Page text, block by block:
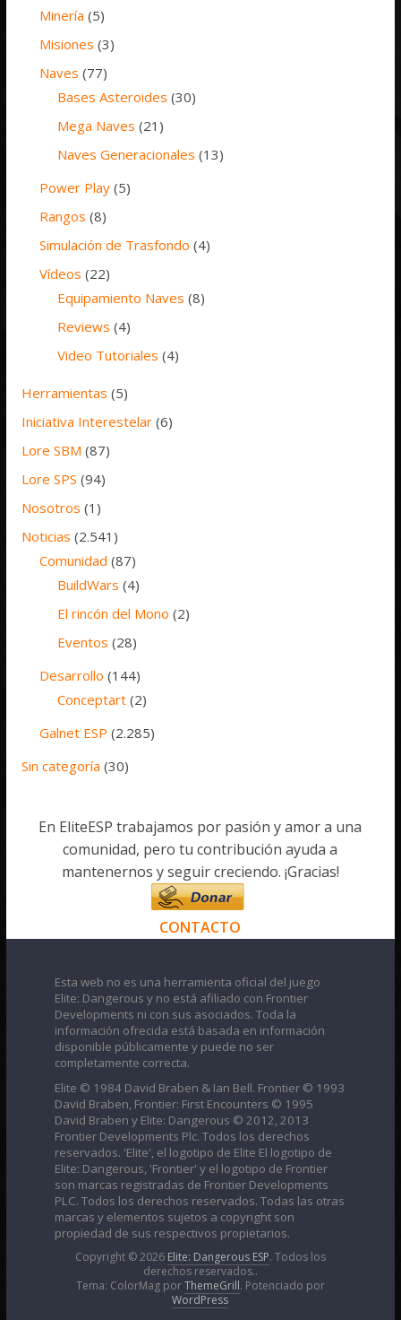
Minería (5)
Misiones (3)
Naves (77)
Bases Asteroides (30)
Mega Naves (21)
Naves Generacionales (13)
Power Play (5)
Rangos (8)
Simulación de Trasfondo (4)
Vídeos (22)
Equipamiento Naves (8)
Reviews (4)
Video Tutoriales (4)
Herramientas (5)
Iniciativa Interestelar (6)
Lore SBM (87)
Lore SPS (94)
Nosotros (1)
Noticias (2.541)
Comunidad (87)
BuildWars (4)
El rincón del Mono (2)
Eventos (28)
Desarrollo (144)
Conceptart (2)
Galnet ESP (2.285)
Sin categoría (30)
En EliteESP trabajamos por pasión y amor a una
comunidad, pero tu contribución ayuda a
mantenernos y seguir creciendo. ¡Gracias!
CONTACTO
Esta web no es una herramienta oficial del juego
Elite: Dangerous y no está afiliado con Frontier
Developments ni con sus asociados. Toda la
información ofrecida está basada en información
disponible públicamente y puede no ser
completamente correcta.
Elite © 1984 David Braben & Ian Bell. Frontier © 1993
David Braben, Frontier: First Encounters © 1995
David Braben y Elite: Dangerous © 2012, 2013
Frontier Developments Plc. Todos los derechos
reservados. 'Elite', el logotipo de Elite El logotipo de
Elite: Dangerous, 'Frontier' y el logotipo de Frontier
son marcas registradas de Frontier Developments
PLC. Todos los derechos reservados. Todas las otras
marcas y elementos sujetos a copyright son
propiedad de sus respectivos propietarios.
Copyright © 2026 Elite: Dangerous ESP. Todos los
derechos reservados..
Tema: ColorMag porThemeGrill. Potenciado por
WordPress